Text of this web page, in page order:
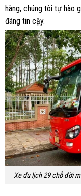
hàng, chúng tôi tự hào
đáng tin cậy.
Xe du lịch 29 chỗ đời